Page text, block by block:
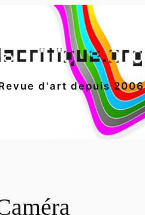
d'art depuis 2006